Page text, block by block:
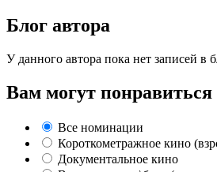
Блог автора
У данного автора пока нет записей в
Вам могут понравиться
Все номинации
Короткометражное кино
Документальное кино